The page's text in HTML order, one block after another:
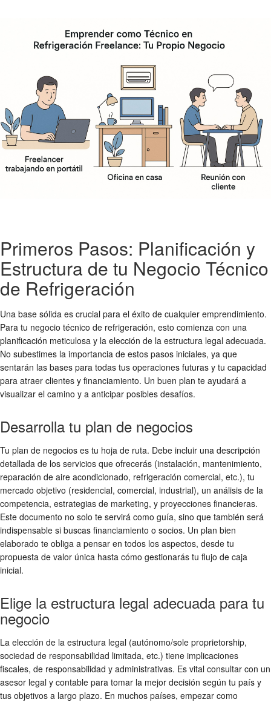
Primeros Pasos: Planificación y
Estructura de tu Negocio Técnico
de Refrigeración
Una base sólida es crucial para el éxito de cualquier emprendimiento.
Para tu negocio técnico de refrigeración, esto comienza con una
planificación meticulosa y la elección de la estructura legal adecuada.
No subestimes la importancia de estos pasos iniciales, ya que
sentarán las bases para todas tus operaciones futuras y tu capacidad
para atraer clientes y financiamiento. Un buen plan te ayudará a
visualizar el camino y a anticipar posibles desafíos.
Desarrolla tu plan de negocios
Tu plan de negocios es tu hoja de ruta. Debe incluir una descripción
detallada de los servicios que ofrecerás (instalación, mantenimiento,
reparación de aire acondicionado, refrigeración comercial, etc.), tu
mercado objetivo (residencial, comercial, industrial), un análisis de la
competencia, estrategias de marketing, y proyecciones financieras.
Este documento no solo te servirá como guía, sino que también será
indispensable si buscas financiamiento o socios. Un plan bien
elaborado te obliga a pensar en todos los aspectos, desde tu
propuesta de valor única hasta cómo gestionarás tu flujo de caja
inicial.
Elige la estructura legal adecuada para tu
negocio
La elección de la estructura legal (autónomo/sole proprietorship,
sociedad de responsabilidad limitada, etc.) tiene implicaciones
fiscales, de responsabilidad y administrativas. Es vital consultar con un
asesor legal y contable para tomar la mejor decisión según tu país y
tus objetivos a largo plazo. En muchos países, empezar como